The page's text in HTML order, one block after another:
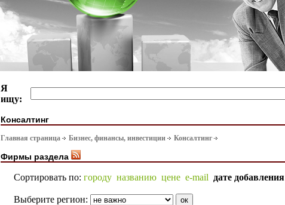
Я
ищу:
Консалтинг
Главная страница Бизнес, финансы, инвестиции Консалтинг
Фирмы раздела
Сортировать по: городу названию цене e-mail дате добавления
Выберите регион: